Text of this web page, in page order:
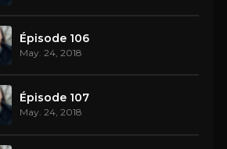
Épisode 106
May. 24, 2018
Épisode 107
May. 24, 2018